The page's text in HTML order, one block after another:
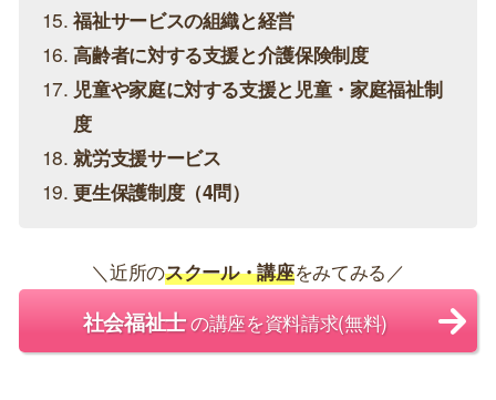
心理学理論と心理的支援
社会理論と社会システム
現代社会と福祉
地域福祉の理論と方法
福祉行財政と福祉計画
社会保障（7問）
低所得者に対する支援と生活保護制度
保健医療サービス
権利擁護と成年後見制度